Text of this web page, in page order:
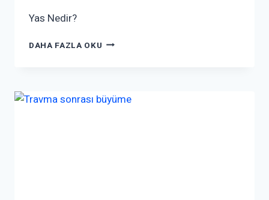
Yas Nedir?
DAHA FAZLA OKU